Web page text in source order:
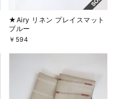
★Airy リネン プレイスマット
ブルー
￥594